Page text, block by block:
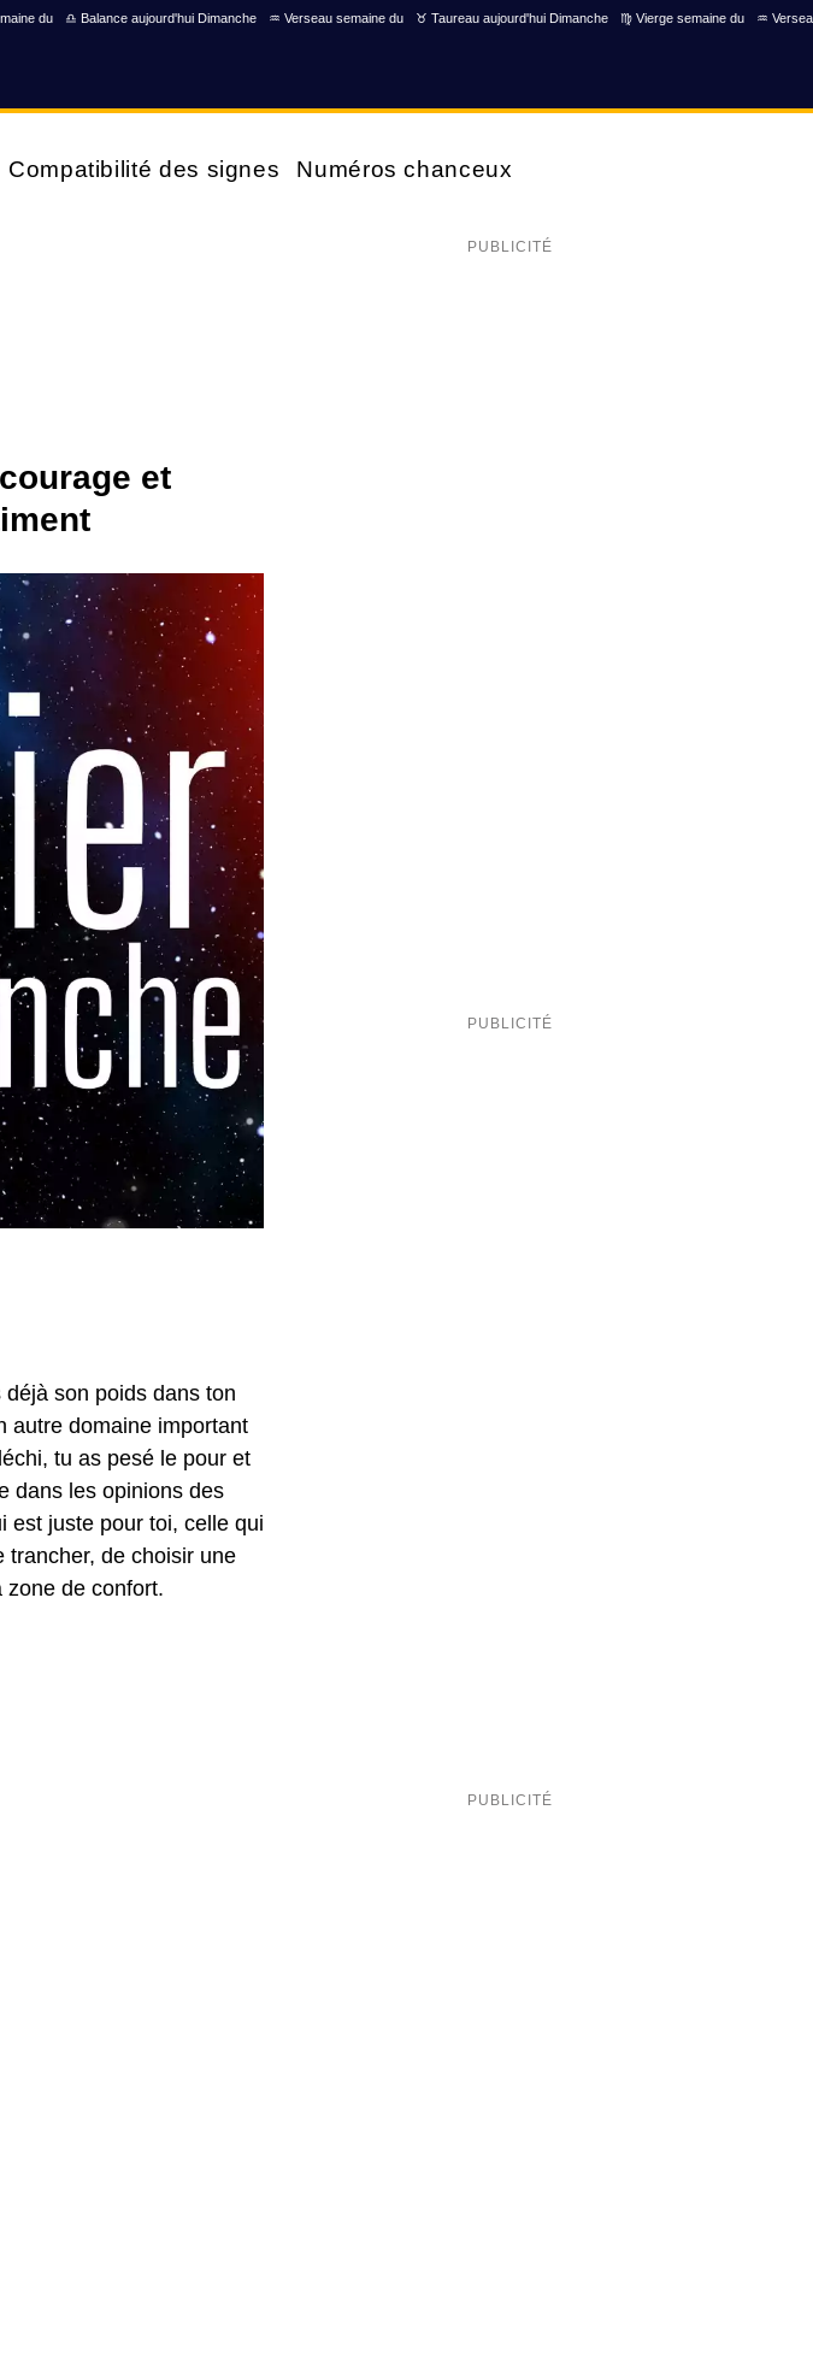
du ♎ Balance aujourd'hui Dimanche ♒ Verseau semaine du ♉ Taureau aujourd'hui Dimanche ♍ Vierge semaine du ♒
Compatibilité des signes Numéros chanceux
et
déjà son poids dans ton
autre domaine important
tu as pesé le pour et
dans les opinions des
est juste pour toi, celle qui
trancher, de choisir une
zone de confort.